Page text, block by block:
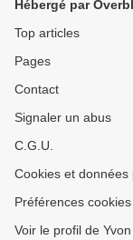
Hébergé par
Top articles
Pages
Contact
Signaler un abus
C.G.U.
Cookies et données
Préférences cookies
Voir le profil de